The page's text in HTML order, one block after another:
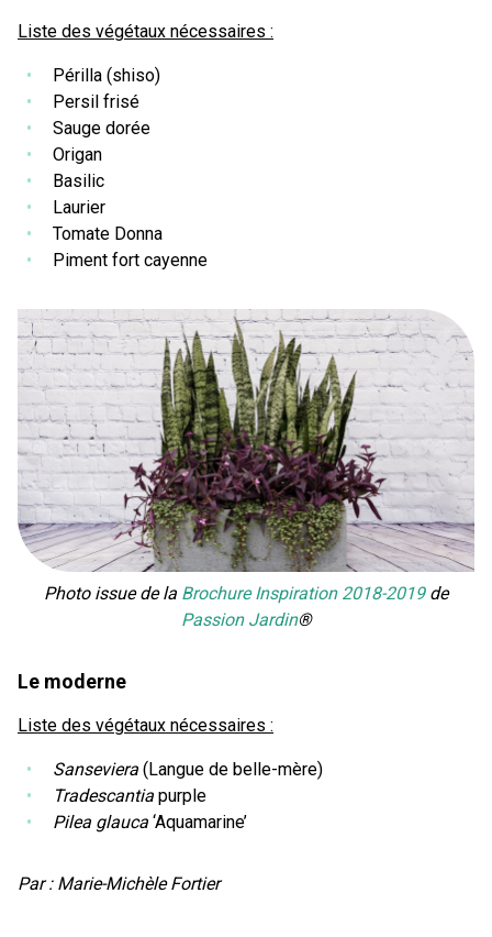
Liste des végétaux nécessaires :
Périlla (shiso)
Persil frisé
Sauge dorée
Origan
Basilic
Laurier
Tomate Donna
Piment fort cayenne
Photo issue de la Brochure Inspiration 2018-2019de
Passion Jardin®
Le moderne
Liste des végétaux nécessaires :
Sanseviera (Langue de belle-mère)
Tradescantia purple
Pilea glauca ‘Aquamarine’
Par : Marie-Michèle Fortier